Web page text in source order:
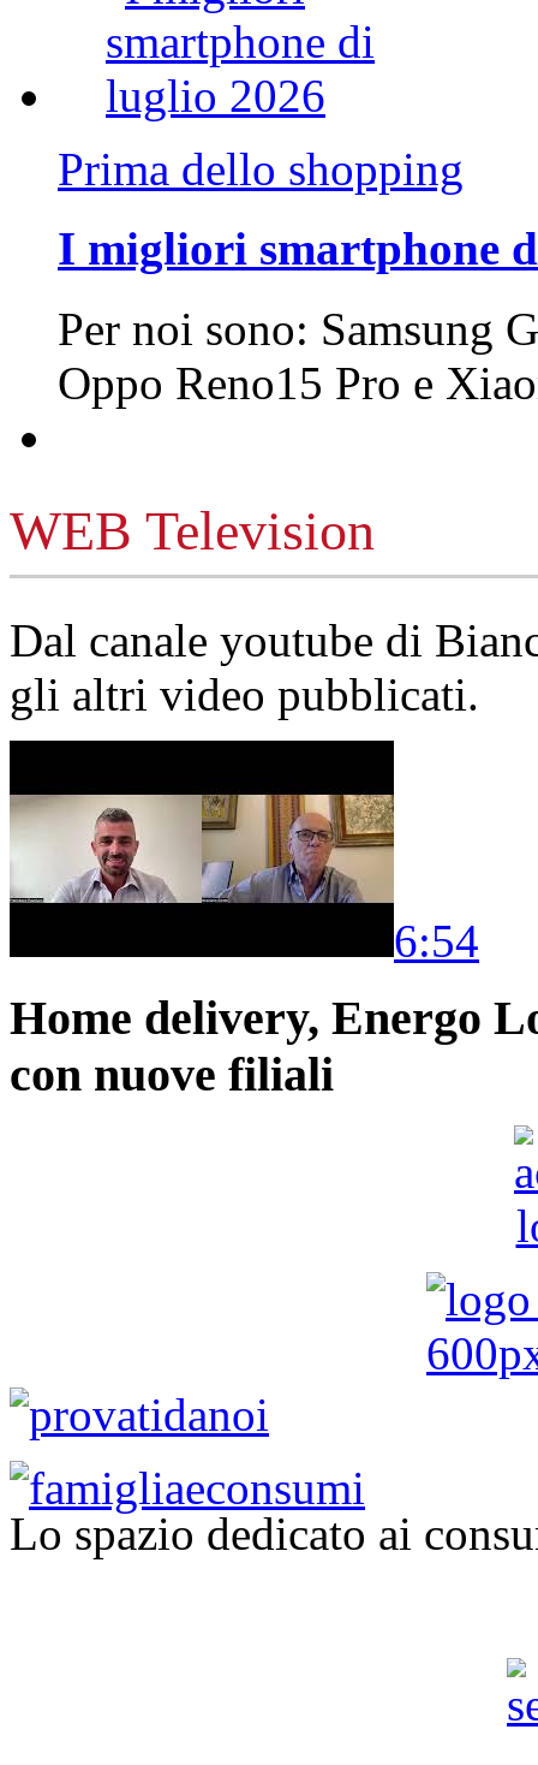
Prima dello shopping
I migliori smartphone
Per noi sono: Samsung
Oppo Reno15 Pro e
WEB Television
Dal canale youtube di
gli altri video pubblicati.
6:54
Home delivery, Energo
con nuove filiali
Lo spazio dedicato ai